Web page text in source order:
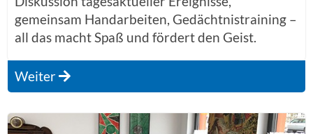
gemeinsam Handarbeiten, Gedächtnistraining –
all das macht Spaß und fördert den Geist.
Weiter